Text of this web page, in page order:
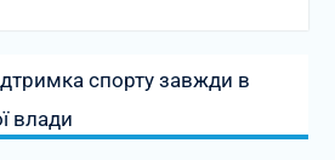
спорту завжди в
влади